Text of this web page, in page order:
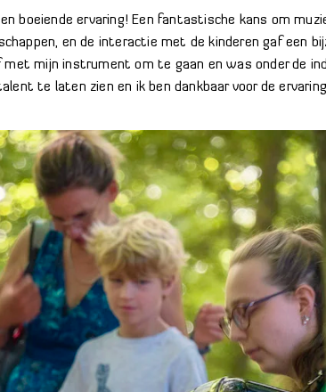
boeiende ervaring! Een fantastische kans om
en de interactie met de kinderen gaf een
mijn instrument om te gaan en was onder de
te laten zien en ik ben dankbaar voor de